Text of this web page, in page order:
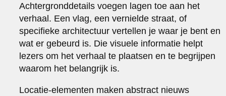
Achtergronddetails voegen lagen toe aan het
verhaal. Een vlag, een vernielde straat, of
specifieke architectuur vertellen je waar je bent en
wat er gebeurd is. Die visuele informatie helpt
lezers om het verhaal te plaatsen en te begrijpen
waarom het belangrijk is.
Locatie-elementen maken abstract nieuws